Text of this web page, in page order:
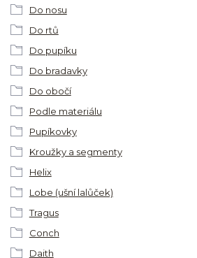
Do nosu
Do rtů
Do pupíku
Do bradavky
Do obočí
Podle materiálu
Pupíkovky
Kroužky a segmenty
Helix
Lobe (ušní lalůček)
Tragus
Conch
Daith